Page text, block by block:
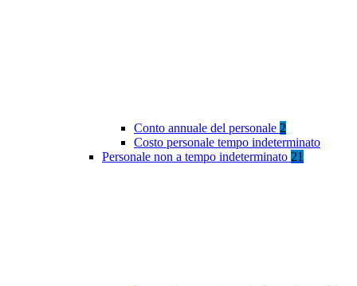
Conto annuale del personale 2
Costo personale tempo indeterminato
Personale non a tempo indeterminato 21